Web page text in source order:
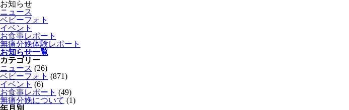
お知らせ
ニュース
ベビーフォト
イベント
お食事レポート
無痛分娩体験レポート
お知らせ一覧
カテゴリー
ニュース (26)
ベビーフォト (871)
イベント (6)
お食事レポート (49)
無痛分娩について (1)
年月別